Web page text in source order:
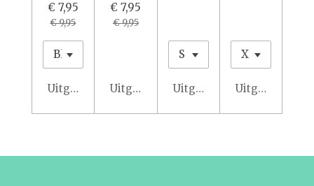
€ 7,95
€ 9,95
Uitgeschakeld
€ 7,95
€ 9,95
UitgeschakeldUitgeschakeldUitgeschakeld